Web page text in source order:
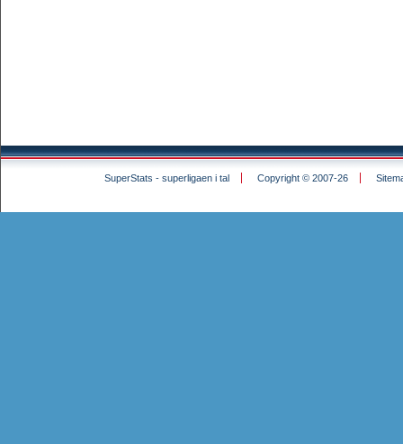
SuperStats - superligaen i tal Copyright © 2007-26